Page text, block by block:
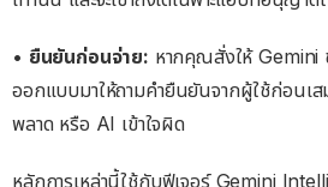
• ยืนยันก่อนจ่าย: หากคุณสั่งให้ Gemini
ออกแบบมาให้ถามคำยืนยันจากผู้ใช้ก่อนเ
พลาด หรือ AI เข้าใจผิด
หลักการเหล่านี้ใช้กับฟีเจอร์ Gemini